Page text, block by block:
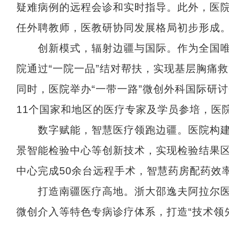
疑难病例的远程会诊和实时指导。此外，医
任外聘教师，医教研协同发展格局初步形成
创新模式，辐射边疆与国际。作为全国
院通过“一院一品”结对帮扶，实现基层胸痛
同时，医院举办“一带一路”微创外科国际研
11个国家和地区的医疗专家及学员参培，医
数字赋能，智慧医疗领跑边疆。医院构
景智能检验中心等创新技术，实现检验结果
中心完成50余台远程手术，智慧药房配药效
打造南疆医疗高地。浙大邵逸夫阿拉尔医
微创介入等特色专病诊疗体系，打造“技术